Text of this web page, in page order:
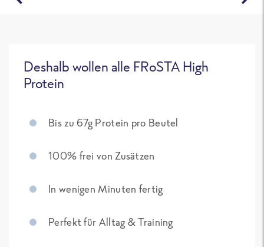
Deshalb wollen alle FRoSTA High
Protein
Bis zu 67g Protein pro Beutel
100% frei von Zusätzen
In wenigen Minuten fertig
Perfekt für Alltag & Training